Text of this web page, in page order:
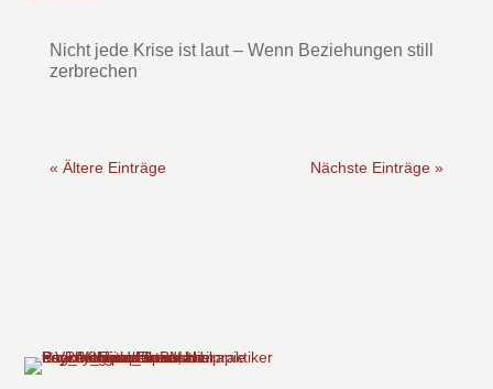
Nicht jede Krise ist laut – Wenn Beziehungen still
zerbrechen
« Ältere Einträge Nächste Einträge »